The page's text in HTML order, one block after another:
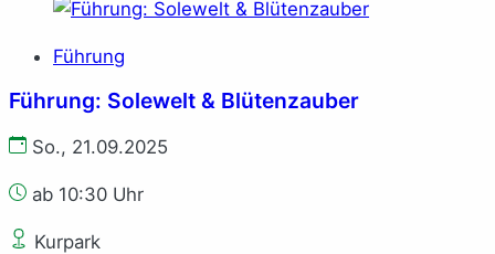
Führung
Führung: Solewelt & Blütenzauber
So., 21.09.2025
ab 10:30 Uhr
Kurpark